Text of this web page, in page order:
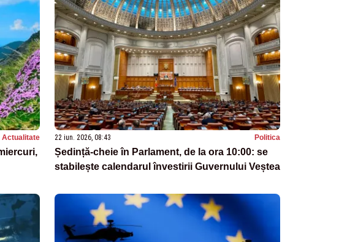
Actualitate 22 iun. 2026, 08:43 Politica
Ședință-cheie în Parlament, de la ora 10:00: se
stabilește calendarul învestirii Guvernului Veștea